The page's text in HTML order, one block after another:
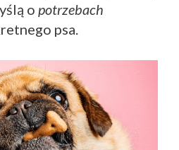
o potrzebach
psa.